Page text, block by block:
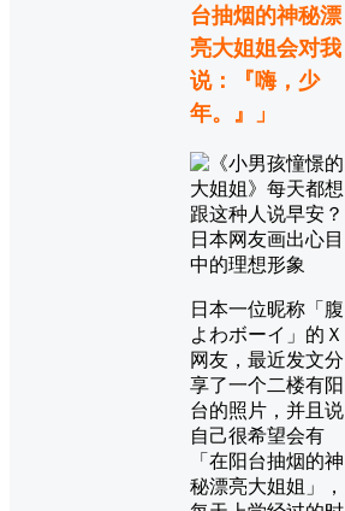
台抽烟的神秘漂
亮大姐姐会对我
说：『嗨，少
年。』」
日本一位昵称「腹
よわボーイ」的Ｘ
网友，最近发文分
享了一个二楼有阳
台的照片，并且说
自己很希望会有
「在阳台抽烟的神
秘漂亮大姐姐」，